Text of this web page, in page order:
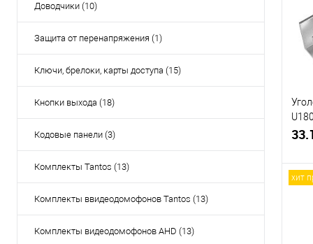
Доводчики (10)
Защита от перенапряжения (1)
Ключи, брелоки, карты доступа (15)
Кнопки выхода (18)
Кодовые панели (3)
Комплекты Tantos (13)
Комплекты ввидеодомофонов Tantos (13)
Комплекты видеодомофонов AHD (13)
В
хит